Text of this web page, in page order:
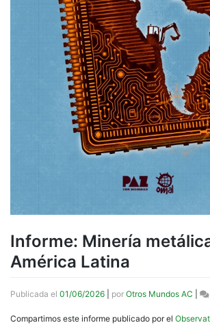
Informe: Minería
América Latina
Publicada el 01/06/2026 por Otros Mundos AC
Compartimos este informe publicado por el